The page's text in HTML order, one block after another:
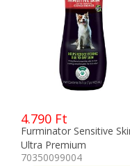
4.790 Ft
Furminator Sensitive
Ultra Premium
Kondicionáló 473ml
70350099004